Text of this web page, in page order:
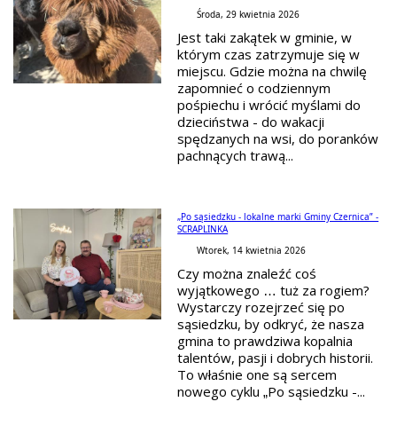
Środa, 29 kwietnia 2026
Jest taki zakątek w gminie, w
którym czas zatrzymuje się w
miejscu. Gdzie można na chwilę
zapomnieć o codziennym
pośpiechu i wrócić myślami do
dzieciństwa - do wakacji
spędzanych na wsi, do poranków
pachnących trawą...
„Po sąsiedzku - lokalne marki Gminy Czernica” -
SCRAPLINKA
Wtorek, 14 kwietnia 2026
Czy można znaleźć coś
wyjątkowego … tuż za rogiem?
Wystarczy rozejrzeć się po
sąsiedzku, by odkryć, że nasza
gmina to prawdziwa kopalnia
talentów, pasji i dobrych historii.
To właśnie one są sercem
nowego cyklu „Po sąsiedzku -...